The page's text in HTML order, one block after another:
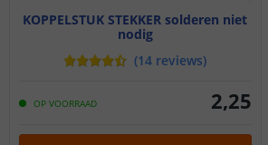
KOPPELSTUK STEKKER solderen niet
nodig
(14 reviews)
OP VOORRAAD 2,25